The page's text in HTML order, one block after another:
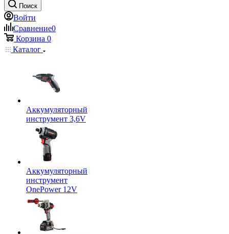
Поиск
Войти
Сравнение0
Корзина 0
Каталог
Аккумуляторный
инструмент 3,6V
Аккумуляторный
инструмент
OnePower 12V